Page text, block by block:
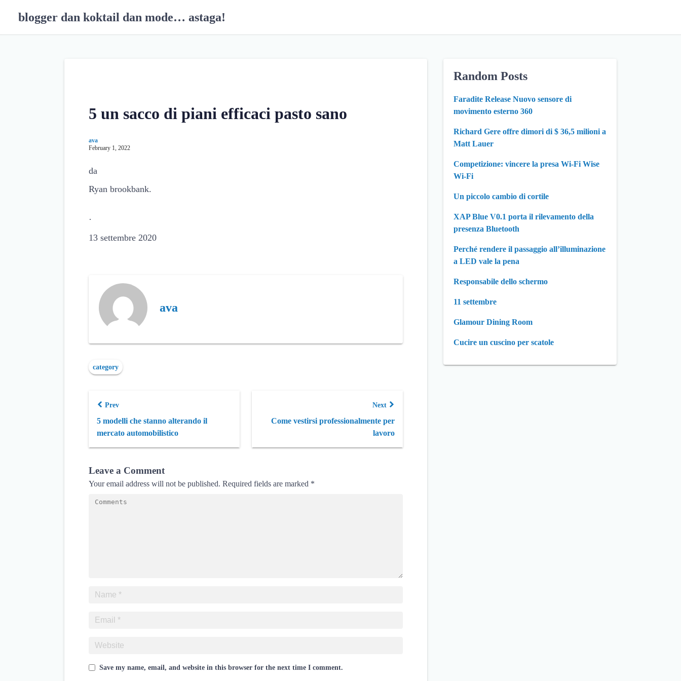
blogger dan koktail dan mode… astaga!
5 un sacco di piani efficaci pasto sano
ava
February 1, 2022
da
Ryan brookbank.
·
13 settembre 2020
ava
category
Prev
5 modelli che stanno alterando il
mercato automobilistico
Next
Come vestirsi professionalmente per
lavoro
Leave a Comment
Your email address will not be published. Required fields are marked *
Save my name, email, and website in this browser for the next time I comment.
Random Posts
Faradite Release Nuovo sensore di
movimento esterno 360
Richard Gere offre dimori di $ 36,5 milioni a
Matt Lauer
Competizione: vincere la presa Wi-Fi Wise
Wi-Fi
Un piccolo cambio di cortile
XAP Blue V0.1 porta il rilevamento della
presenza Bluetooth
Perché rendere il passaggio all’illuminazione
a LED vale la pena
Responsabile dello schermo
11 settembre
Glamour Dining Room
Cucire un cuscino per scatole